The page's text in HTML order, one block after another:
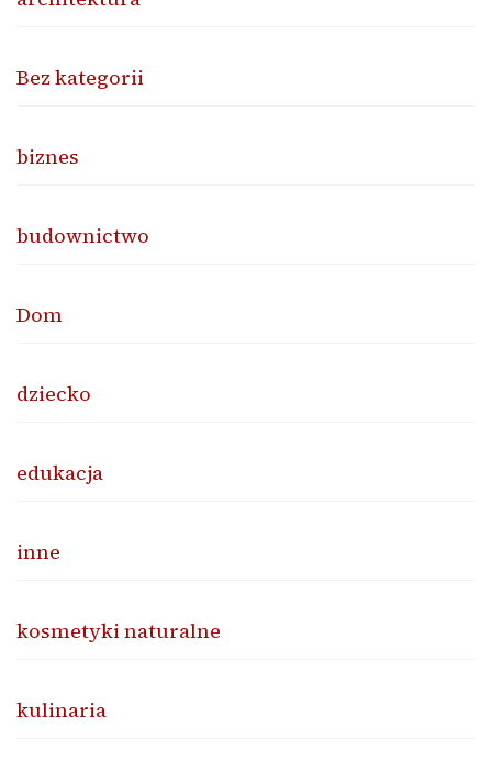
Bez kategorii
biznes
budownictwo
Dom
dziecko
edukacja
inne
kosmetyki naturalne
kulinaria